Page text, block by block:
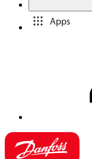
Apps